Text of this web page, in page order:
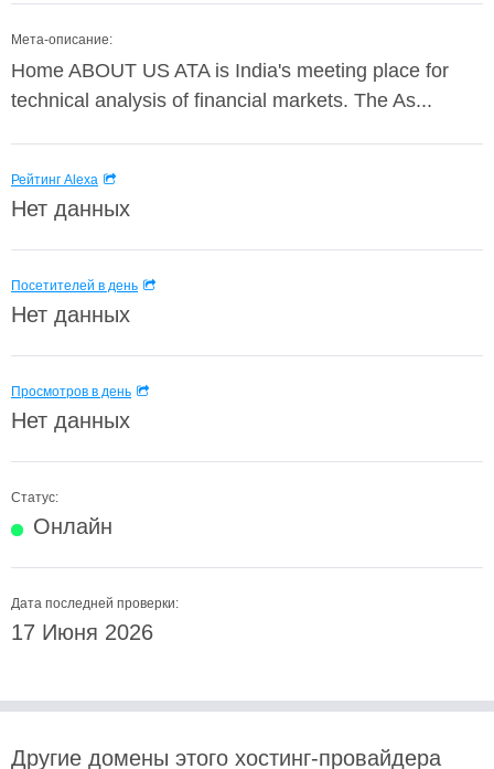
Мета-описание:
Home ABOUT US ATA is India's meeting place for
technical analysis of financial markets. The As...
Рейтинг Alexa
Нет данных
Посетителей в день
Нет данных
Просмотров в день
Нет данных
Статус:
Онлайн
Дата последней проверки:
17 Июня 2026
Другие домены этого хостинг-провайдера